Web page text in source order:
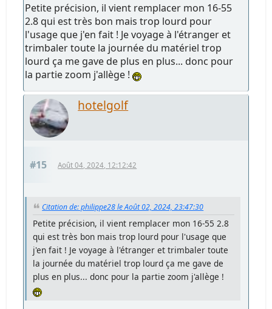
Petite précision, il vient remplacer mon 16-55
2.8 qui est très bon mais trop lourd pour
l'usage que j'en fait ! Je voyage à l'étranger et
trimbaler toute la journée du matériel trop
lourd ça me gave de plus en plus... donc pour
la partie zoom j'allège !
hotelgolf
#15 Août 04, 2024, 12:12:42
Citation de: philippe28 le Août 02, 2024, 23:47:30
Petite précision, il vient remplacer mon 16-55 2.8
qui est très bon mais trop lourd pour l'usage que
j'en fait ! Je voyage à l'étranger et trimbaler toute
la journée du matériel trop lourd ça me gave de
plus en plus... donc pour la partie zoom j'allège !